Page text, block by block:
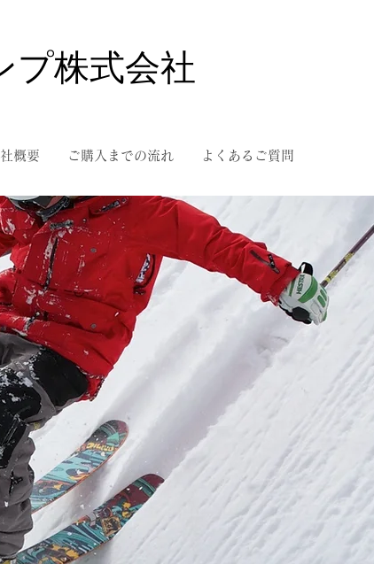
プ株式会社
概要 ご購入までの流れ よくあるご質問